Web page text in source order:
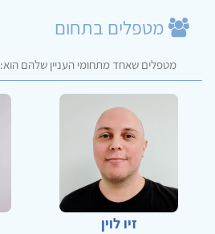
מטפלים בתחום
מטפלים שאחד מתחומי העניין שלהם הוא:
זיו לוין